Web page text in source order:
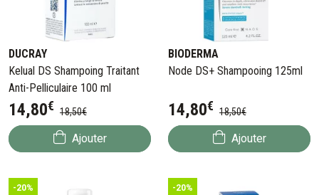
DUCRAY
Kelual DS Shampoing Traitant
Anti-Pelliculaire 100 ml
14,80€ 18,50€
Ajouter
BIODERMA
Node DS+ Shampooing 125ml
14,80€ 18,50€
Ajouter
-20% -20%